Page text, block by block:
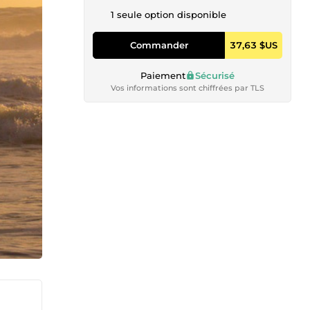
1 seule option disponible
Commander 37,63 $US
Paiement Sécurisé
Vos informations sont chiffrées par TLS